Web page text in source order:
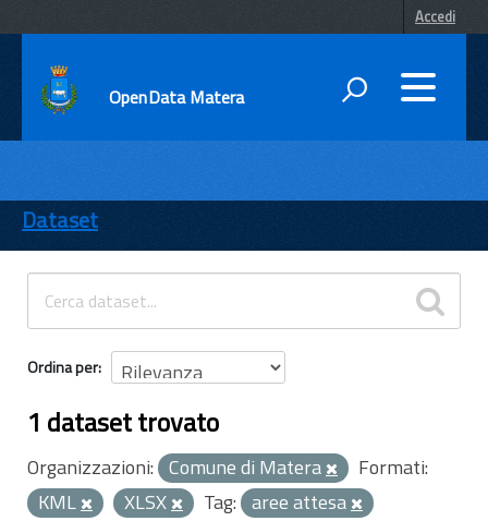
Accedi
OpenData Matera
ENTI
TEMI
INFORMAZIONI
Dataset
Ordina per
1 dataset trovato
Organizzazioni: Comune di Matera
Formati:
KML
XLSX Tag: aree attesa